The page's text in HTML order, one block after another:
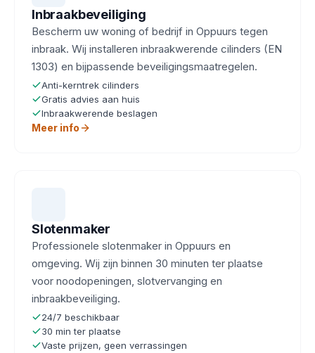
Inbraakbeveiliging
Bescherm uw woning of bedrijf in Oppuurs tegen
inbraak. Wij installeren inbraakwerende cilinders (EN
1303) en bijpassende beveiligingsmaatregelen.
Anti-kerntrek cilinders
Gratis advies aan huis
Inbraakwerende beslagen
Meer info
Slotenmaker
Professionele slotenmaker in Oppuurs en
omgeving. Wij zijn binnen 30 minuten ter plaatse
voor noodopeningen, slotvervanging en
inbraakbeveiliging.
24/7 beschikbaar
30 min ter plaatse
Vaste prijzen, geen verrassingen